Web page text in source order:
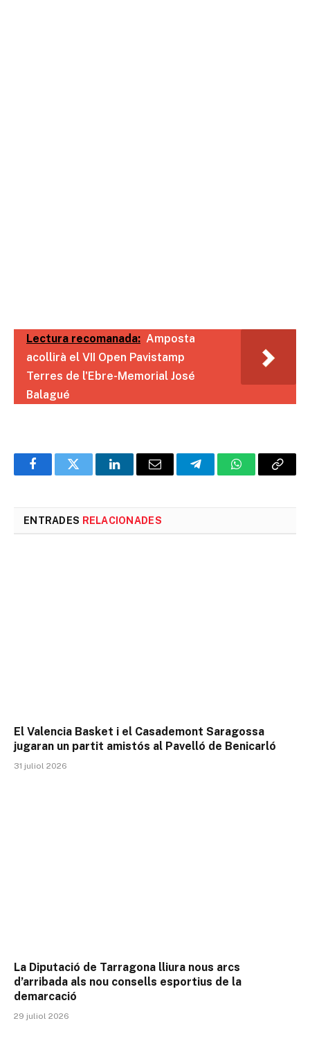
Lectura recomanada: Amposta
acollirà el VII Open Pavistamp
Terres de l'Ebre-Memorial José
Balagué
FacebookTwitter LinkedInEmail TelegramWhatsAppCopia
ENTRADES RELACIONADES
El Valencia Basket i el Casademont Saragossa
jugaran un partit amistós al Pavelló de Benicarló
31 juliol 2026
La Diputació de Tarragona lliura nous arcs
d’arribada als nou consells esportius de la
demarcació
29 juliol 2026